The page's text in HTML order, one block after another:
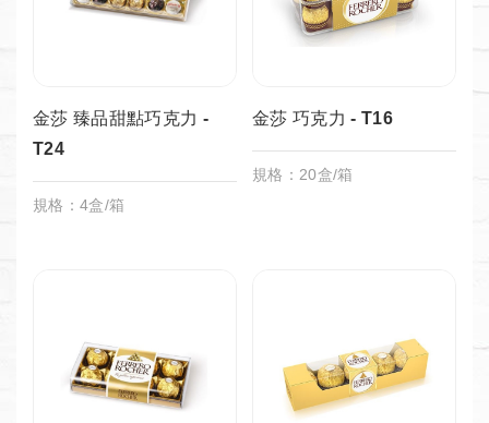
金莎 臻品甜點巧克力 -
T24
規格：4盒/箱
金莎 巧克力 - T16
規格：20盒/箱